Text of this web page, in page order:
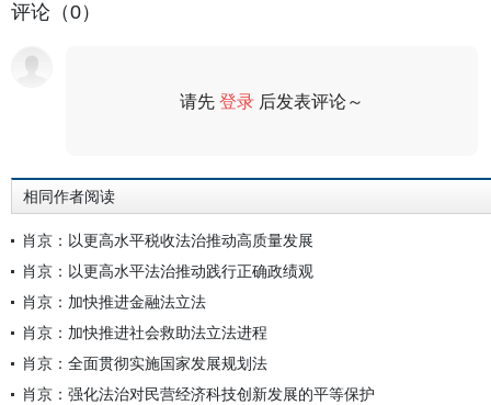
评论（0）
请先登录 后发表评论～
相同作者阅读
肖京：以更高水平税收法治推动高质量发展
肖京：以更高水平法治推动践行正确政绩观
肖京：加快推进金融法立法
肖京：加快推进社会救助法立法进程
肖京：全面贯彻实施国家发展规划法
肖京：强化法治对民营经济科技创新发展的平等保护